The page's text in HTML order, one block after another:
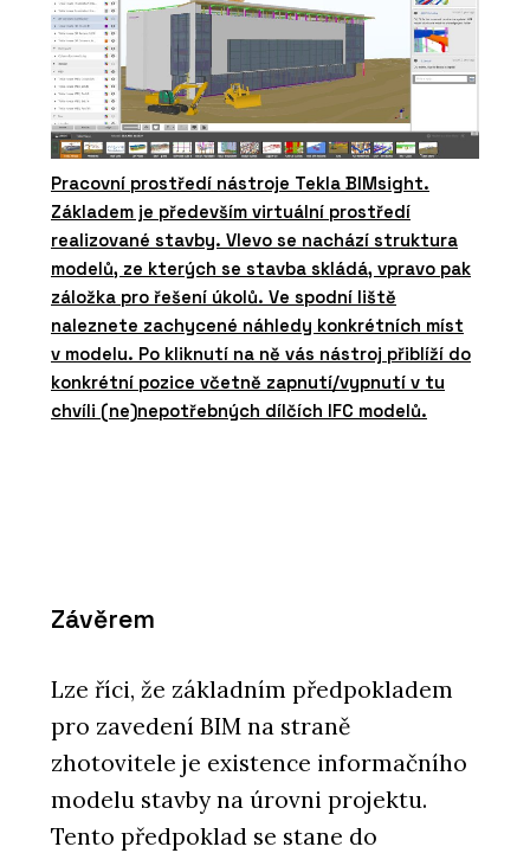
Pracovní prostředí nástroje Tekla BIMsight.
Základem je především virtuální prostředí
realizované stavby. Vlevo se nachází struktura
modelů, ze kterých se stavba skládá, vpravo pak
záložka pro řešení úkolů. Ve spodní liště
naleznete zachycené náhledy konkrétních míst
v modelu. Po kliknutí na ně vás nástroj přiblíží do
konkrétní pozice včetně zapnutí/vypnutí v tu
chvíli (ne)nepotřebných dílčích IFC modelů.
Závěrem
Lze říci, že základním předpokladem
pro zavedení BIM na straně
zhotovitele je existence informačního
modelu stavby na úrovni projektu.
Tento předpoklad se stane do